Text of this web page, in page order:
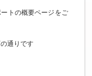
トの概要ページをご
通りです